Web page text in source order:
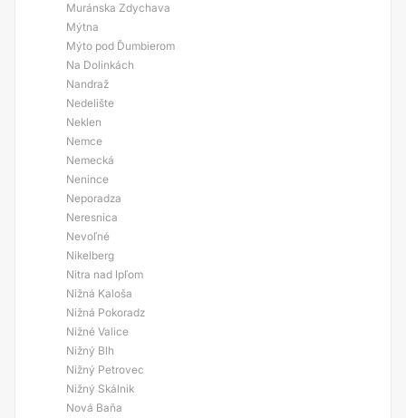
Muránska Zdychava
Mýtna
Mýto pod Ďumbierom
Na Dolinkách
Nandraž
Nedelište
Neklen
Nemce
Nemecká
Nenince
Neporadza
Neresnica
Nevoľné
Nikelberg
Nitra nad Ipľom
Nižná Kaloša
Nižná Pokoradz
Nižné Valice
Nižný Blh
Nižný Petrovec
Nižný Skálnik
Nová Baňa